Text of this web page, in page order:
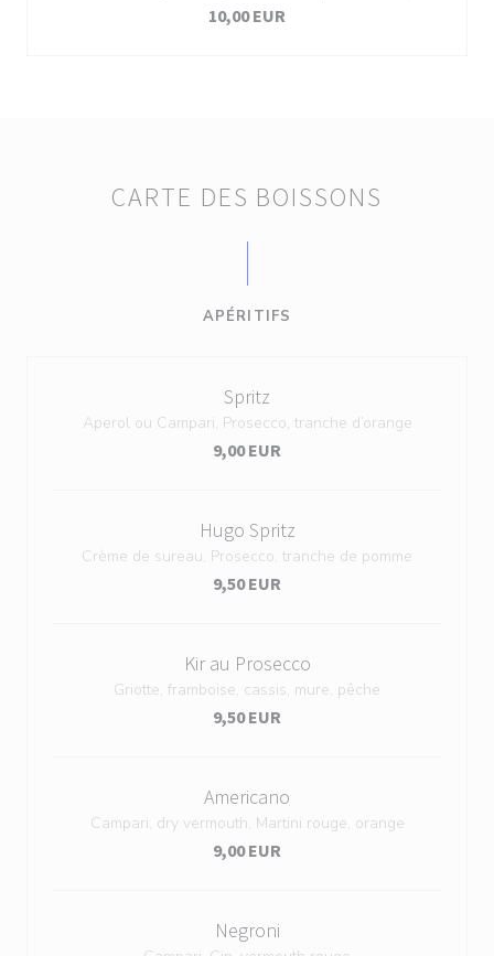
10,00 EUR
CARTE DES BOISSONS
APÉRITIFS
Spritz
Aperol ou Campari, Prosecco, tranche d’orange
9,00 EUR
Hugo Spritz
Crème de sureau, Prosecco, tranche de pomme
9,50 EUR
Kir au Prosecco
Griotte, framboise, cassis, mure, pêche
9,50 EUR
Americano
Campari, dry vermouth, Martini rouge, orange
9,00 EUR
Negroni